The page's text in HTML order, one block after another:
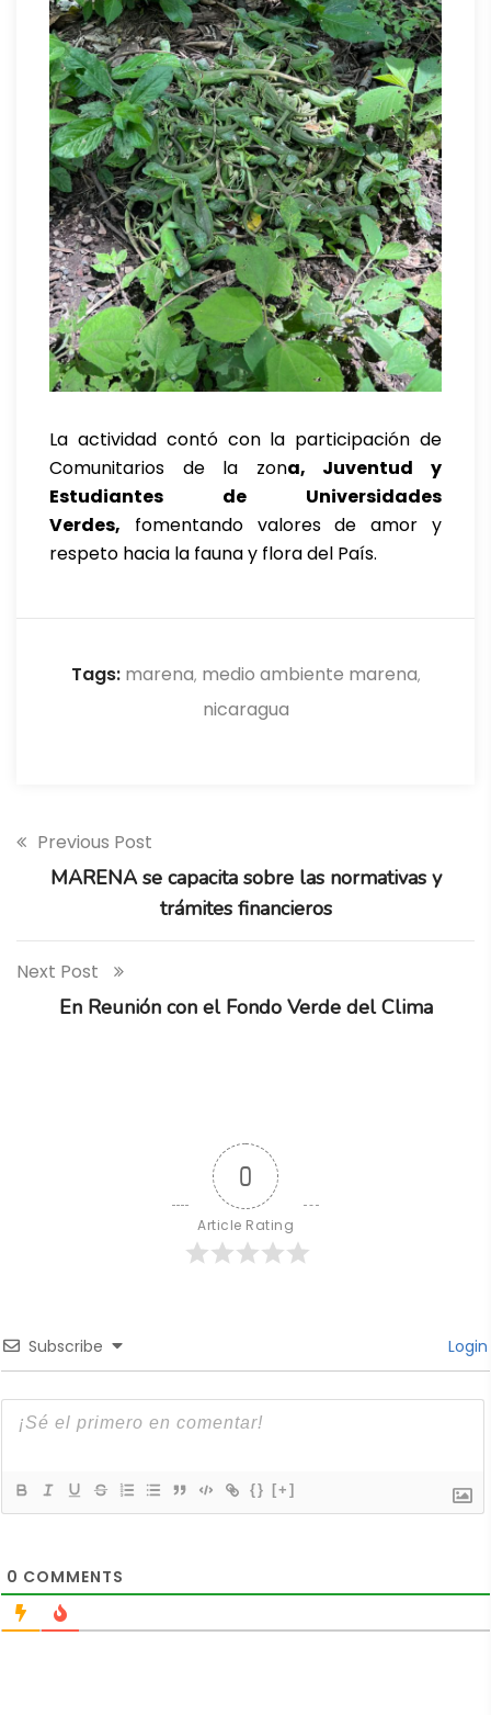
La actividad contó con la participación de
Comunitarios de la zona, Juventud y
Estudiantes de Universidades
Verdes, fomentando valores de amor y
respeto hacia la fauna y flora del País.
Tags: marena, medio ambiente marena,
nicaragua
Previous Post
MARENA se capacita sobre las normativas y
trámites financieros
Next Post
En Reunión con el Fondo Verde del Clima
0
Article Rating
Subscribe Login
{} [+]
0 COMMENTS